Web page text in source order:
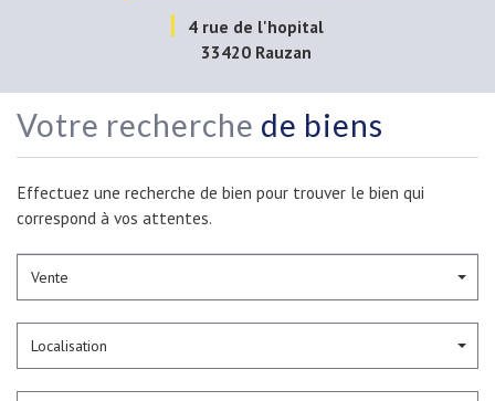
4 rue de l'hopital
33420 Rauzan
Votre recherche de biens
Effectuez une recherche de bien pour trouver le bien qui
correspond à vos attentes.
Vente
Localisation